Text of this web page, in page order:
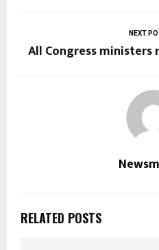
NEXT
All Congress ministers
RELATED POSTS